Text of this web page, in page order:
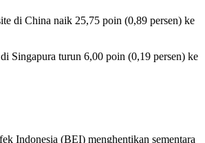
di China naik 25,75 poin (0,89 persen) ke
Singapura turun 6,00 poin (0,19 persen) ke
Indonesia (BEI) menghentikan sementara